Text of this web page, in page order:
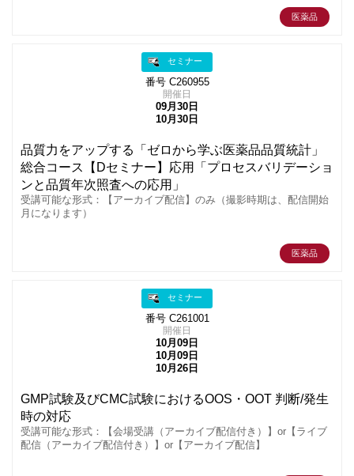
医薬品
セミナー
番号 C260955
開催日
09月30日
10月30日
品質力をアップする「ゼロから学ぶ医薬品品質統計」
総合コース【Dセミナー】応用「プロセスバリデーショ
ンと品質年次照査への応用」
受講可能な形式：【アーカイブ配信】のみ（撮影時期は、配信開始
月になります）
医薬品
セミナー
番号 C261001
開催日
10月09日
10月09日
10月26日
GMP試験及びCMC試験におけるOOS・OOT 判断/発生
時の対応
受講可能な形式：【会場受講（アーカイブ配信付き）】or【ライブ
配信（アーカイブ配信付き）】or【アーカイブ配信】